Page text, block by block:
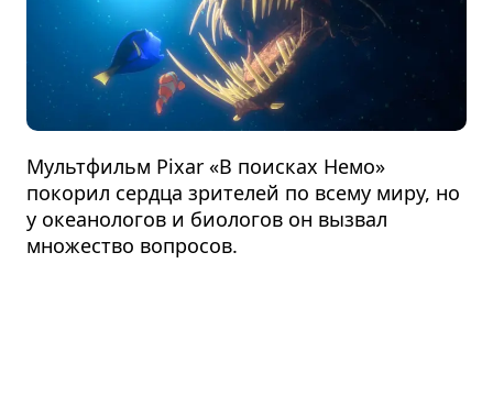
Мультфильм Pixar «В поисках Немо»
покорил сердца зрителей по всему миру, но
у океанологов и биологов он вызвал
множество вопросов.